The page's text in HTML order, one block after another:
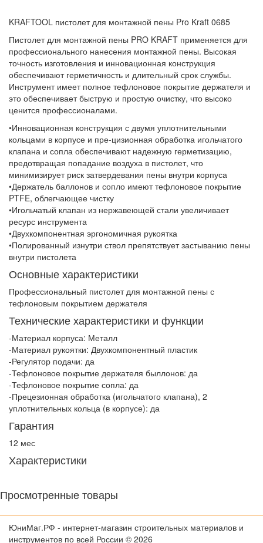
KRAFTOOL пистолет для монтажной пены Pro Kraft 0685
Пистолет для монтажной пены PRO KRAFT применяется для
профессионального нанесения монтажной пены. Высокая
точность изготовления и инновационная конструкция
обеспечивают герметичность и длительный срок службы.
Инструмент имеет полное тефлоновое покрытие держателя и
это обеспечивает быструю и простую очистку, что высоко
ценится профессионалами.
•Инновационная конструкция с двумя уплотнительными
кольцами в корпусе и пре-цизионная обработка игольчатого
клапана и сопла обеспечивают надежную герметизацию,
предотвращая попадание воздуха в пистолет, что
минимизирует риск затвердевания пены внутри корпуса
•Держатель баллонов и сопло имеют тефлоновое покрытие
PTFE, облегчающее чистку
•Игольчатый клапан из нержавеющей стали увеличивает
ресурс инструмента
•Двухкомпонентная эргономичная рукоятка
•Полированный изнутри ствол препятствует застыванию пены
внутри пистолета
Основные характеристики
Профессиональный пистолет для монтажной пены с
тефлоновым покрытием держателя
Технические характеристики и функции
-Материал корпуса: Металл
-Материал рукоятки: Двухкомпонентный пластик
-Регулятор подачи: да
-Тефлоновое покрытие держателя быллонов: да
-Тефлоновое покрытие сопла: да
-Прецезионная обработка (игольчатого клапана), 2
уплотнительных кольца (в корпусе): да
Гарантия
12 мес
Характеристики
Просмотренные товары
ЮниМаг.РФ - интернет-магазин строительных материалов и
инструментов по всей России © 2026